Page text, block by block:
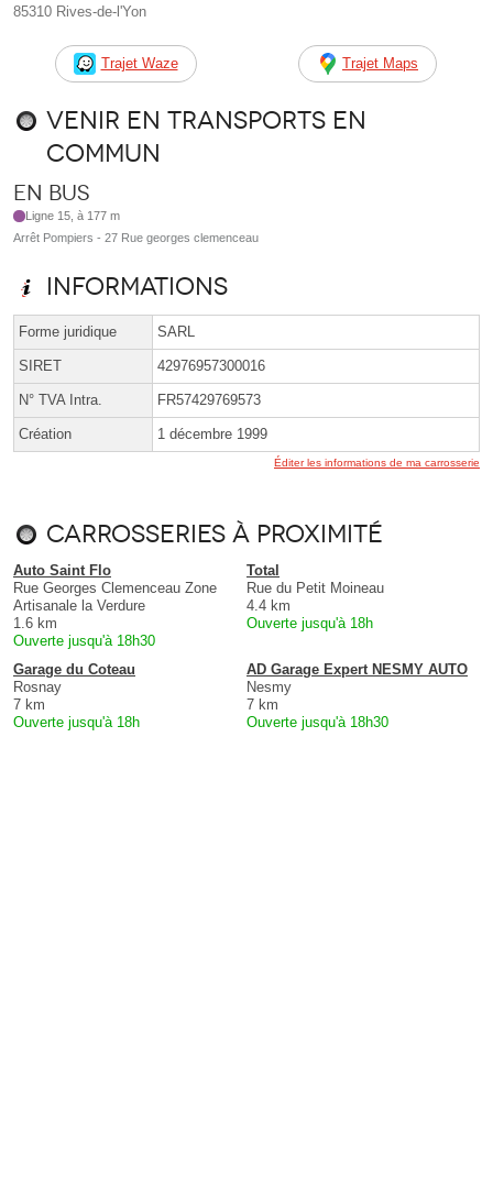
85310 Rives-de-l'Yon
Trajet Waze Trajet Maps
Venir en transports en
commun
En bus
Ligne 15, à 177 m
Arrêt Pompiers - 27 Rue georges clemenceau
Informations
Forme juridique SARL
SIRET 42976957300016
N° TVA Intra. FR57429769573
Création 1 décembre 1999
Éditer les informations de ma carrosserie
Carrosseries à proximité
Auto Saint Flo
Rue Georges Clemenceau Zone
Artisanale la Verdure
1.6 km
Ouverte jusqu'à 18h30
Total
Rue du Petit Moineau
4.4 km
Ouverte jusqu'à 18h
Garage du Coteau
Rosnay
7 km
Ouverte jusqu'à 18h
AD Garage Expert NESMY AUTO
Nesmy
7 km
Ouverte jusqu'à 18h30